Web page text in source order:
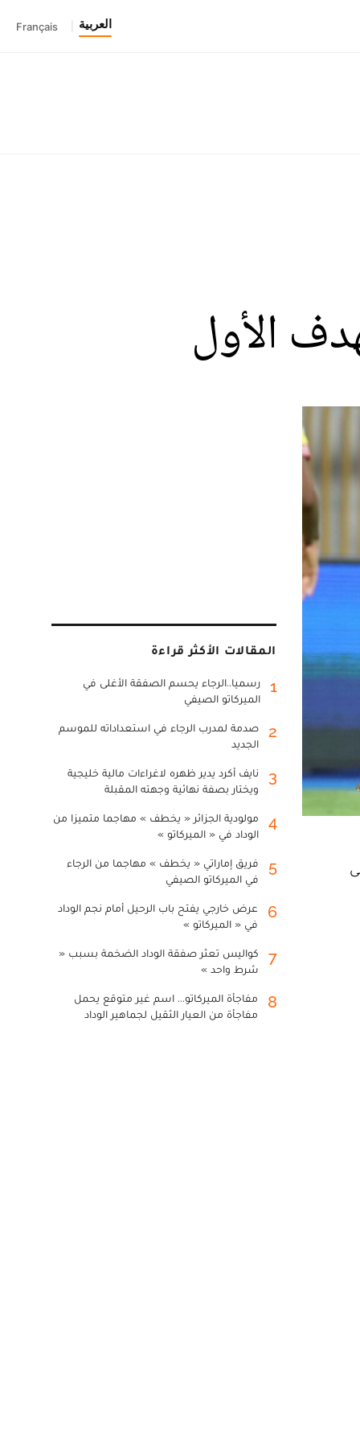
العربية Français
الأول
المقالات الأكثر قراءة
1
رسميا..الرجاء يحسم الصفقة الأغلى في
الميركاتو الصيفي
2
صدمة لمدرب الرجاء في استعداداته للموسم
الجديد
3
نايف أكرد يدير ظهره لاغراءات مالية خليجية
ويختار بصفة نهائية وجهته المقبلة
4
مولودية الجزائر « يخطف » مهاجما متميزا من
الوداد في « الميركاتو »
5
فريق إماراتي « يخطف » مهاجما من الرجاء
في الميركاتو الصيفي
6
عرض خارجي يفتح باب الرحيل أمام نجم الوداد
في « الميركاتو »
7
كواليس تعثر صفقة الوداد الضخمة بسبب «
شرط واحد »
8
مفاجأة الميركاتو... اسم غير متوقع يحمل
مفاجأة من العيار الثقيل لجماهير الوداد